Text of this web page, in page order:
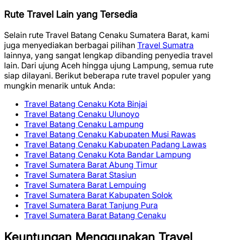
Rute Travel Lain yang Tersedia
Selain rute Travel Batang Cenaku Sumatera Barat, kami
juga menyediakan berbagai pilihan Travel Sumatra
lainnya, yang sangat lengkap dibanding penyedia travel
lain. Dari ujung Aceh hingga ujung Lampung, semua rute
siap dilayani. Berikut beberapa rute travel populer yang
mungkin menarik untuk Anda:
Travel Batang Cenaku Kota Binjai
Travel Batang Cenaku Ulunoyo
Travel Batang Cenaku Lampung
Travel Batang Cenaku Kabupaten Musi Rawas
Travel Batang Cenaku Kabupaten Padang Lawas
Travel Batang Cenaku Kota Bandar Lampung
Travel Sumatera Barat Abung Timur
Travel Sumatera Barat Stasiun
Travel Sumatera Barat Lempuing
Travel Sumatera Barat Kabupaten Solok
Travel Sumatera Barat Tanjung Pura
Travel Sumatera Barat Batang Cenaku